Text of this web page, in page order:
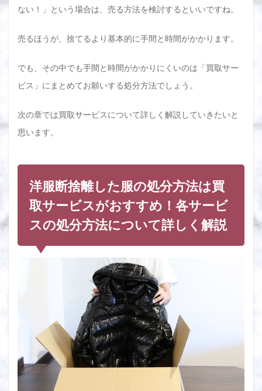
ない！」という場合は、売る方法を検討するといいですね。
売るほうが、捨てるより基本的に手間と時間がかかります。
でも、その中でも手間と時間がかかりにくいのは「買取サー
ビス」にまとめてお願いする処分方法でしょう。
次の章では買取サービスについて詳しく解説していきたいと
思います。
洋服断捨離した服の処分方法は買
取サービスがおすすめ！各サービ
スの処分方法について詳しく解説